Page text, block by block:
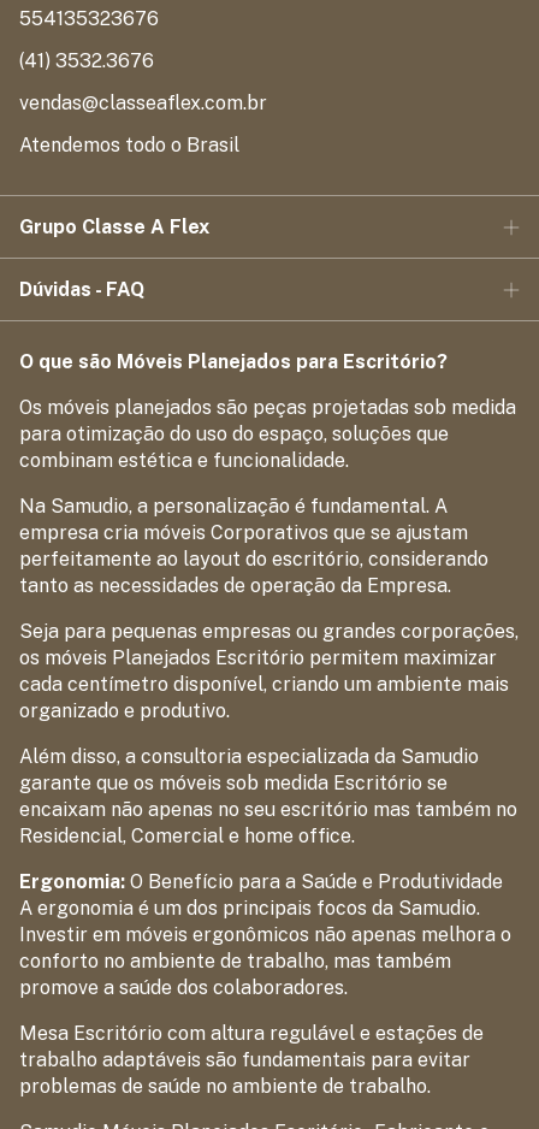
554135323676
(41) 3532.3676
vendas@classeaflex.com.br
Atendemos todo o Brasil
Grupo Classe A Flex
Dúvidas - FAQ
O que são Móveis Planejados para Escritório?
Os móveis planejados são peças projetadas sob medida
para otimização do uso do espaço, soluções que
combinam estética e funcionalidade.
Na Samudio, a personalização é fundamental. A
empresa cria móveis Corporativos que se ajustam
perfeitamente ao layout do escritório, considerando
tanto as necessidades de operação da Empresa.
Seja para pequenas empresas ou grandes corporações,
os móveis Planejados Escritório permitem maximizar
cada centímetro disponível, criando um ambiente mais
organizado e produtivo.
Além disso, a consultoria especializada da Samudio
garante que os móveis sob medida Escritório se
encaixam não apenas no seu escritório mas também no
Residencial, Comercial e home office.
Ergonomia: O Benefício para a Saúde e Produtividade
A ergonomia é um dos principais focos da Samudio.
Investir em móveis ergonômicos não apenas melhora o
conforto no ambiente de trabalho, mas também
promove a saúde dos colaboradores.
Mesa Escritório com altura regulável e estações de
trabalho adaptáveis são fundamentais para evitar
problemas de saúde no ambiente de trabalho.